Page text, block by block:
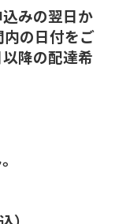
みの翌日か
の日付をご
降の配達希